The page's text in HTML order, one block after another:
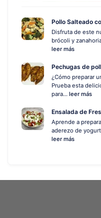
Pollo Salteado
Disfruta de este
brócoli y
leer más
Pechugas de
¿Cómo preparar
Prueba esta
para... leer más
Ensalada de
Aprende a
aderezo de
leer más